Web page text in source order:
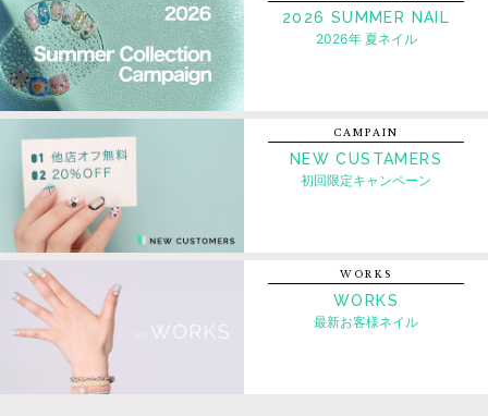
2026 SUMMER NAIL
2026年 夏ネイル
CAMPAIN
NEW CUSTAMERS
初回限定キャンペーン
WORKS
WORKS
最新お客様ネイル